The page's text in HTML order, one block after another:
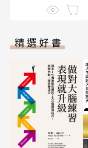
精選好書